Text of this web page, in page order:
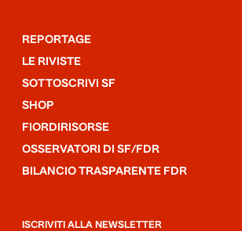
REPORTAGE
LE RIVISTE
SOTTOSCRIVI SF
SHOP
FIORDIRISORSE
OSSERVATORI DI SF/FDR
BILANCIO TRASPARENTE FDR
ISCRIVITI ALLA NEWSLETTER